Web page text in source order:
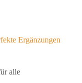
Ergänzungen
alle